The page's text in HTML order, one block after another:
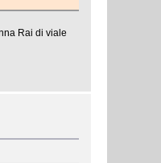
Rai di viale